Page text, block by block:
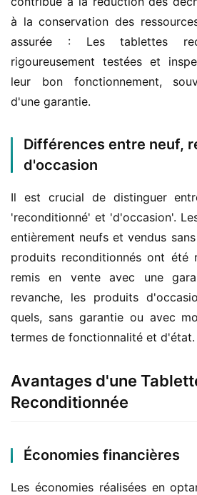
à la conservation des
assurée : Les tablettes
rigoureusement testées et
leur bon fonctionnement,
d'une garantie.
Différences entre neuf,
d'occasion
Il est crucial de distinguer
'reconditionné' et 'd'occasion'.
entièrement neufs et vendus
produits reconditionnés ont été
remis en vente avec une
revanche, les produits
quels, sans garantie ou avec
termes de fonctionnalité et d'état.
Avantages d'une
Reconditionnée
Économies financières
Les économies réalisées en